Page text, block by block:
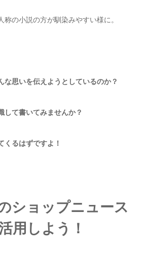
称の小説の方が馴染みやすい様に。
な思いを伝えようとしているのか？
して書いてみませんか？
くるはずですよ！
ショップニュース
用しよう！